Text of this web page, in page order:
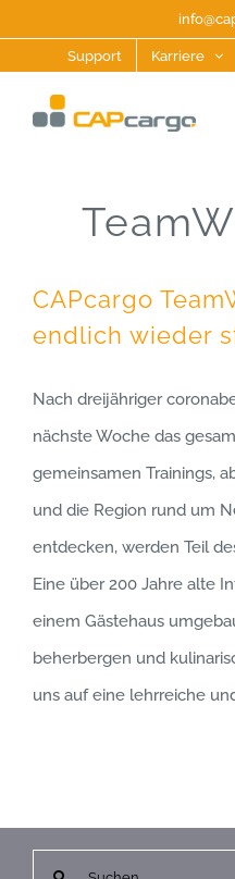
springen
Support Karriere
CAPcargo
endlich wieder
Nach dreijähriger
nächste Woche das
gemeinsamen Trainings,
und die Region rund um
entdecken, werden Teil
Eine über 200 Jahre alte
einem Gästehaus
beherbergen und
uns auf eine lehrreiche
Suche